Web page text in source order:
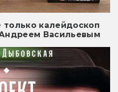
калейдоскоп
Васильевым